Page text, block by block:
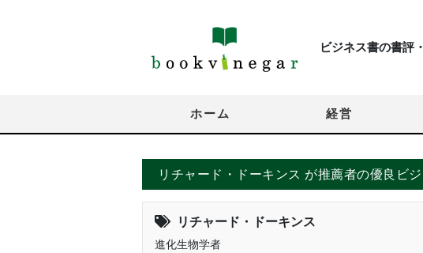
ビジネス書の書評
ホーム 経営
リチャード・ドーキンス が推薦者の優良ビ
リチャード・ドーキンス
進化生物学者